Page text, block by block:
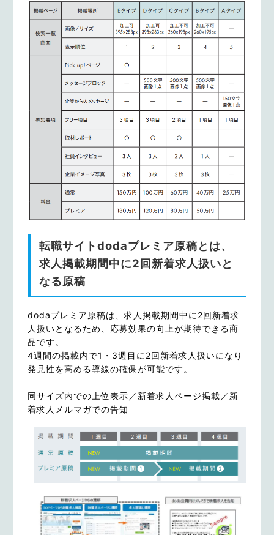
転職サイトdodaプレミア原稿とは、
求人掲載期間中に2回新着求人扱いと
なる原稿
dodaプレミア原稿は、求人掲載期間中に2回新着求
人扱いとなるため、応募効果の向上が期待できる商
品です。
4週間の掲載内で1・3週目に2回新着求人扱いになり
発見性を高める導線の確保が可能です。
同サイズ内での上位表示／新着求人ページ掲載／新
着求人メルマガでの告知